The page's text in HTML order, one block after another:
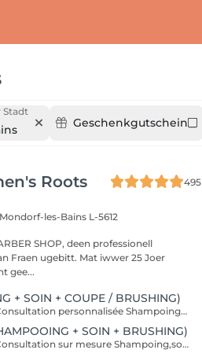
Stadt
Geschenkgutschein
Roots
495
Mondorf-les-Bains L-5612
SHOP, deen professionell
Fraen ugebitt. Mat iwwer 25 Joer
gee...
+ SOIN + COUPE / BRUSHING)
Contenu de la prestation Consultation personnalisée Shampoing + massage + conditionneur Coupe sur mesure Protecteur de chaleur Coiffage
+ SOIN + BRUSHING)
Contenu de la prestation Consultation sur mesure Shampoing,soin & massage Protecteur de chaleur Coiffage